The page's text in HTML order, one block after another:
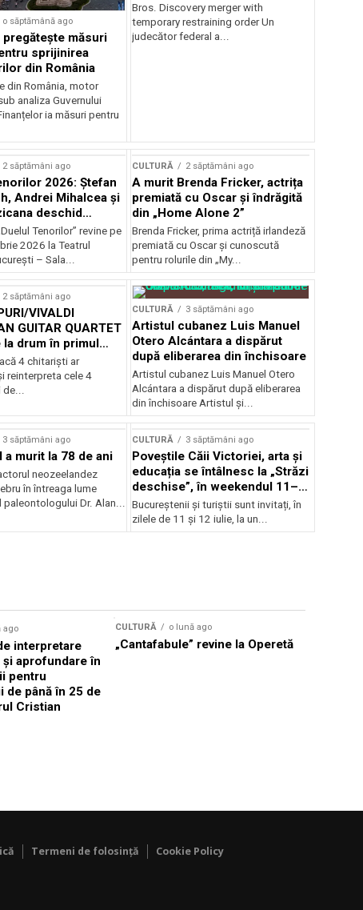
o săptămână ago
pregătește măsuri
sprijinirea
din România
din România, motor
analiza Guvernului
ia măsuri pentru
Bros. Discovery merger with
temporary restraining order Un
judecător federal a...
2 săptămâni ago
2026: Ștefan
Andrei Mihalcea și
deschid
Musical
la TNB
Tenorilor” revine pe
2026 la Teatrul
– Sala...
CULTURĂ 2 săptămâni ago
A murit Brenda Fricker, actrița
premiată cu Oscar și îndrăgită
din „Home Alone 2”
Brenda Fricker, prima actriță irlandeză
premiată cu Oscar și cunoscută
pentru rolurile din „My...
2 săptămâni ago
VIVALDI
GUITAR QUARTET
la drum în primul
4 chitarişti ar
reinterpreta cele 4
CULTURĂ 3 săptămâni ago
Artistul cubanez Luis Manuel
Otero Alcántara a dispărut
după eliberarea din închisoare
Artistul cubanez Luis Manuel Otero
Alcántara a dispărut după eliberarea
din închisoare Artistul și...
3 săptămâni ago
a murit la 78 de ani
neozeelandez
în întreaga lume
Dr. Alan...
CULTURĂ 3 săptămâni ago
Poveștile Căii Victoriei, arta și
educația se întâlnesc la „Străzi
deschise”, în weekendul 11–
12 iulie
Bucureștenii și turiștii sunt invitați, în
zilele de 11 și 12 iulie, la un...
ago
interpretare
aprofundare în
pentru
de până în 25 de
Cristian
CULTURĂ o lună ago
„Cantafabule” revine la Operetă
Termeni de folosință Cookie Policy